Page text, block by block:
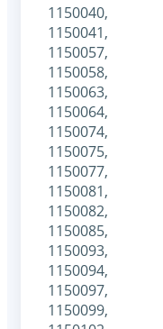
1150040,
1150041,
1150057,
1150058,
1150063,
1150064,
1150074,
1150075,
1150077,
1150081,
1150082,
1150085,
1150093,
1150094,
1150097,
1150099,